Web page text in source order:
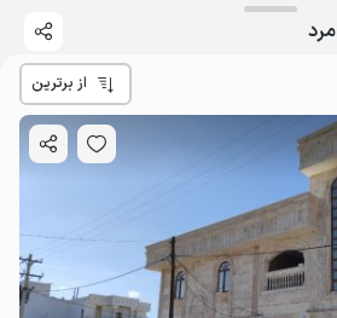
از برترین